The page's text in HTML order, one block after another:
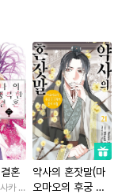
혼
카 리토 / 아기토기 아쿠미
약사의 혼잣말(마
오마오의 후궁 수